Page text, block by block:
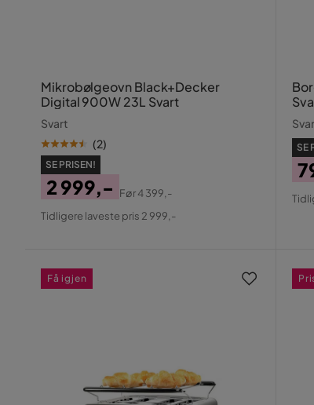
Mikrobølgeovn Black+Decker
Digital 900W 23L Svart
Svart
(2)
SE PRISEN!
Pris
2 999,-
Original
Før4 399,-
Tidligere laveste pris 2 999,-
SE
Få igjen